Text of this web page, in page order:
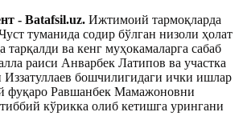
- Batafsil.uz. Ижтимоий тармоқларда
туманида содир бўлган низоли ҳолат
тарқалди ва кенг муҳокамаларга сабаб
раиси Анварбек Латипов ва участка
бошчилигидаги ички ишлар
фуқаро Равшанбек Мамажоновни
кўрикка олиб кетишга урингани